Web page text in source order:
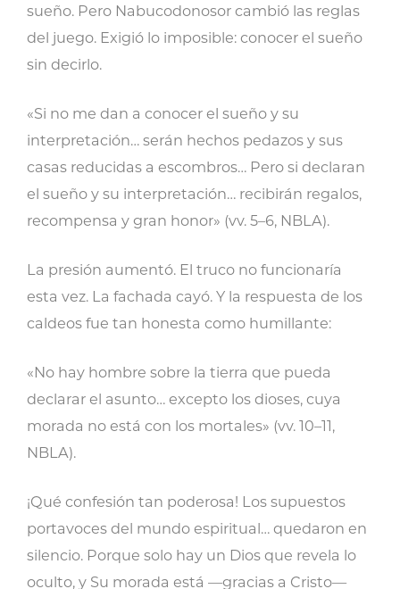
sueño. Pero Nabucodonosor cambió las reglas
del juego. Exigió lo imposible: conocer el sueño
sin decirlo.
«Si no me dan a conocer el sueño y su
interpretación… serán hechos pedazos y sus
casas reducidas a escombros… Pero si declaran
el sueño y su interpretación… recibirán regalos,
recompensa y gran honor» (vv. 5–6, NBLA).
La presión aumentó. El truco no funcionaría
esta vez. La fachada cayó. Y la respuesta de los
caldeos fue tan honesta como humillante:
«No hay hombre sobre la tierra que pueda
declarar el asunto… excepto los dioses, cuya
morada no está con los mortales» (vv. 10–11,
NBLA).
¡Qué confesión tan poderosa! Los supuestos
portavoces del mundo espiritual… quedaron en
silencio. Porque solo hay un Dios que revela lo
oculto, y Su morada está —gracias a Cristo—